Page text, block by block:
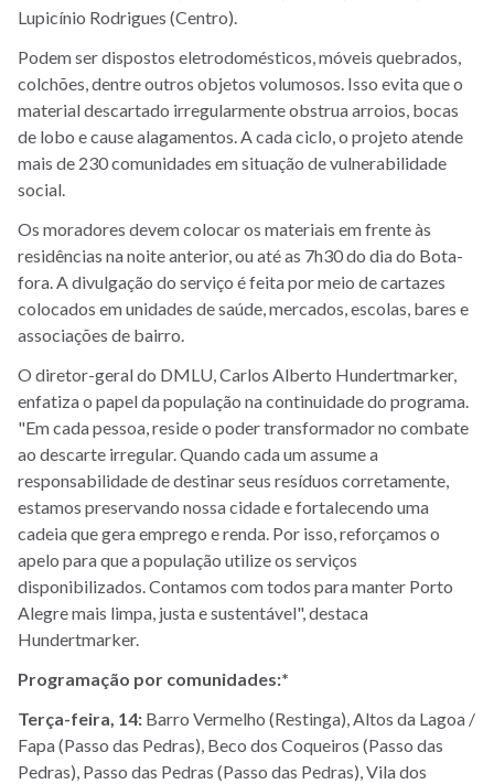
Lupicínio Rodrigues (Centro).
Podem ser dispostos eletrodomésticos, móveis quebrados,
colchões, dentre outros objetos volumosos. Isso evita que o
material descartado irregularmente obstrua arroios, bocas
de lobo e cause alagamentos. A cada ciclo, o projeto atende
mais de 230 comunidades em situação de vulnerabilidade
social.
Os moradores devem colocar os materiais em frente às
residências na noite anterior, ou até as 7h30 do dia do Bota-
fora. A divulgação do serviço é feita por meio de cartazes
colocados em unidades de saúde, mercados, escolas, bares e
associações de bairro.
O diretor-geral do DMLU, Carlos Alberto Hundertmarker,
enfatiza o papel da população na continuidade do programa.
"Em cada pessoa, reside o poder transformador no combate
ao descarte irregular. Quando cada um assume a
responsabilidade de destinar seus resíduos corretamente,
estamos preservando nossa cidade e fortalecendo uma
cadeia que gera emprego e renda. Por isso, reforçamos o
apelo para que a população utilize os serviços
disponibilizados. Contamos com todos para manter Porto
Alegre mais limpa, justa e sustentável", destaca
Hundertmarker.
Programação por comunidades:*
Terça-feira, 14: Barro Vermelho (Restinga), Altos da Lagoa /
Fapa (Passo das Pedras), Beco dos Coqueiros (Passo das
Pedras), Passo das Pedras (Passo das Pedras), Vila dos